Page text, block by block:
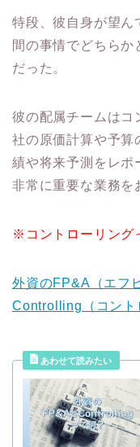
特段、彼自身が望ん
間の事情でどちらか
だった。
彼の配属チームはコ
社の原価計算や予算
績や将来予測をレポ
非常に重要な業務を
※コントローリング
外資のFP&A（エフ
Controlling（コント